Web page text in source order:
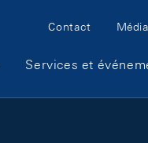
Meta Navigation
Contact
Services et